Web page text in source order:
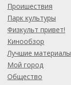
Проишествия
Парк культуры
Физкульт привет!
Кинообзор
Лучшие материалы
Мой город
Общество